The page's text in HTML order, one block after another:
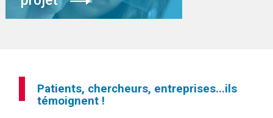
Patients, chercheurs, entreprises...ils
témoignent !